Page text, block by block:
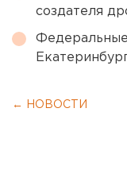
создателя
← НОВОСТИ